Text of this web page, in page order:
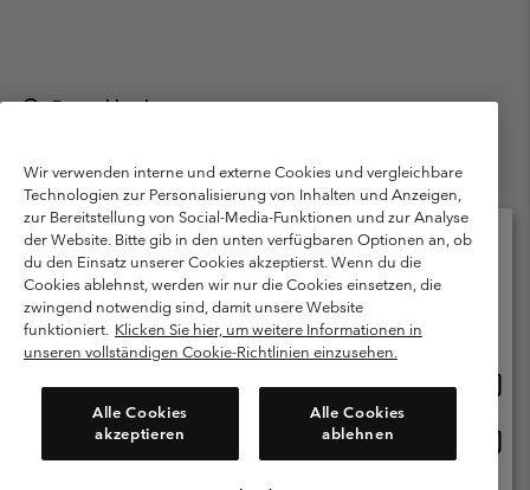
Deutschland
München Deutschland. Alle Rechte vorbehalten.
Nutzungsbedingungen
Allgemeine Verkaufsbedingungen
Garantie
Datenschutzerklärung
Bestimmungen und Bedingungen des Mitglieder Programms
Nutzungsbedingungen Für Nutzergenerierte Inhalte
Cookies
Public CBCR
Kundenservice: Mo- Fr. 9:00 - 13:00 & 14:00- 18:00 Uhr
(+)498912081004
Wir verwenden interne und externe Cookies und vergleichbare
Technologien zur Personalisierung von Inhalten und Anzeigen,
zur Bereitstellung von Social-Media-Funktionen und zur Analyse
der Website. Bitte gib in den unten verfügbaren Optionen an, ob
du den Einsatz unserer Cookies akzeptierst. Wenn du die
Cookies ablehnst, werden wir nur die Cookies einsetzen, die
zwingend notwendig sind, damit unsere Website
funktioniert. Klicken Sie hier, um weitere Informationen in
unseren vollständigen Cookie-Richtlinien einzusehen.
Alle Cookies
akzeptieren
Alle Cookies
ablehnen
Bitte wählen Sie Ihr Lieferland und Ihre Sprache
Online-Einkauf verfügbar
Deutschland